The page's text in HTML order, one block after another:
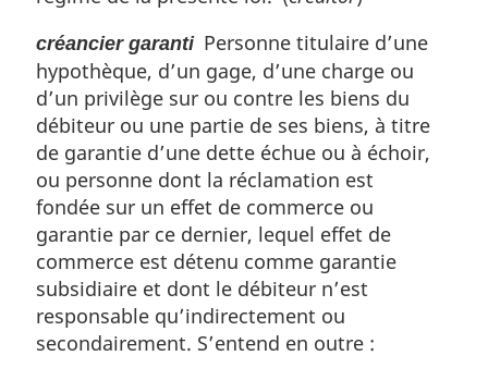
créancier garantiPersonne titulaire d’une
hypothèque, d’un gage, d’une charge ou
d’un privilège sur ou contre les biens du
débiteur ou une partie de ses biens, à titre
de garantie d’une dette échue ou à échoir,
ou personne dont la réclamation est
fondée sur un effet de commerce ou
garantie par ce dernier, lequel effet de
commerce est détenu comme garantie
subsidiaire et dont le débiteur n’est
responsable qu’indirectement ou
secondairement. S’entend en outre :